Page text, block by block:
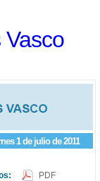
Vasco
1 de julio de 2011
PDF